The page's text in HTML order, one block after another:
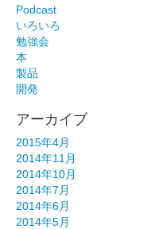
Podcast
いろいろ
勉強会
本
製品
開発
アーカイブ
2015年4月
2014年11月
2014年10月
2014年7月
2014年6月
2014年5月